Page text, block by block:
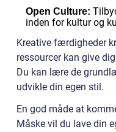
Open Culture:
inden for kultur og
Kreative færdigheder
ressourcer kan give
Du kan lære de
udvikle din egen stil.
En god måde at
Måske vil du lave din